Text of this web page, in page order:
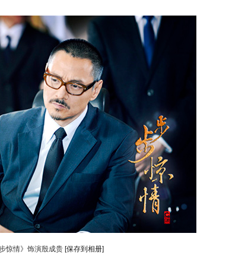
惊情》饰演殷成贵 [保存到相册]